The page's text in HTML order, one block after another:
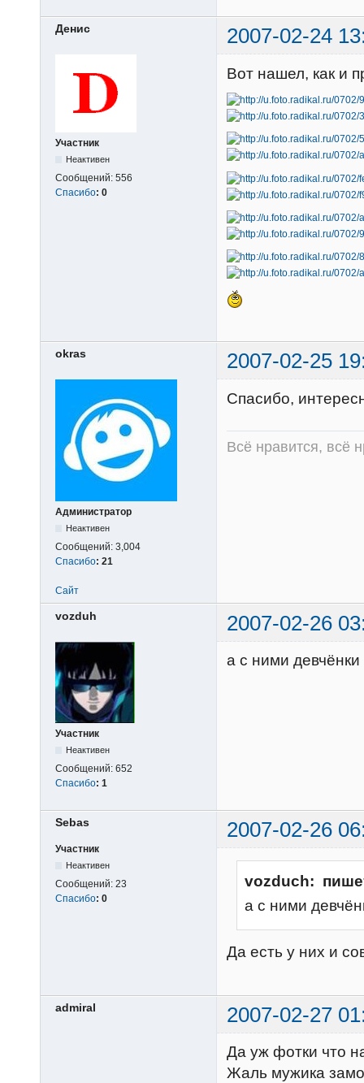
Денис 2007-02-24
Участник
Неактивен
Сообщений: 556
Спасибо: 0
Вот нашел, как и
okras 2007-02-25
Администратор
Неактивен
Сообщений: 3,004
Спасибо: 21
Спасибо,
Всё нравится, всё
Сайт
vozduh 2007-02-26
Участник
Неактивен
Сообщений: 652
Спасибо: 1
а с ними
Sebas 2007-02-26
Участник
Неактивен
Сообщений: 23
Спасибо: 0
vozduch:
а с ними
Да есть у них и
admiral 2007-02-27
Да уж фотки что
Жаль мужика